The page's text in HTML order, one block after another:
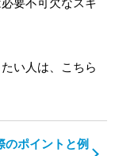
い人は、こちら
のポイントと例